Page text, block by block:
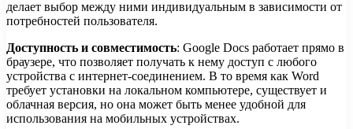
делает выбор между ними индивидуальным в зависимости от
потребностей пользователя.
Доступность и совместимость: Google Docs работает прямо в
браузере, что позволяет получать к нему доступ с любого
устройства с интернет-соединением. В то время как Word
требует установки на локальном компьютере, существует и
облачная версия, но она может быть менее удобной для
использования на мобильных устройствах.